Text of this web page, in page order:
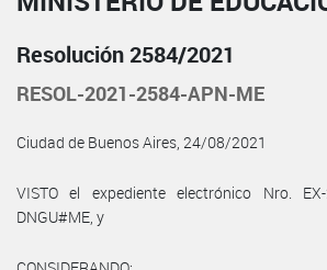
Resolución 2584/2021
RESOL-2021-2584-APN-ME
Ciudad de Buenos Aires, 24/08/2021
VISTO el expediente electrónico Nro. EX-
DNGU#ME, y